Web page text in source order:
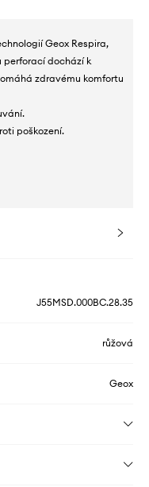
Geox Respira,
perforací dochází k
zdravému komfortu
poškození.
J55MSD.000BC.28.35
růžová
Geox